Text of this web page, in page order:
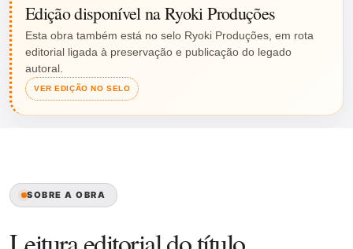
Edição disponível na Ryoki Produções
Esta obra também está no selo Ryoki Produções, em rota
editorial ligada à preservação e publicação do legado
autoral.
VER EDIÇÃO NO SELO
SOBRE A OBRA